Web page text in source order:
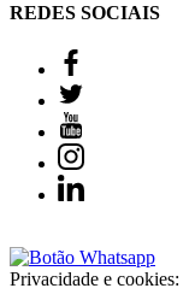
REDES SOCIAIS
Privacidade e cookies: